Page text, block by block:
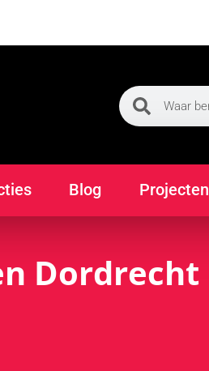
Blog Projecten
Dordrecht